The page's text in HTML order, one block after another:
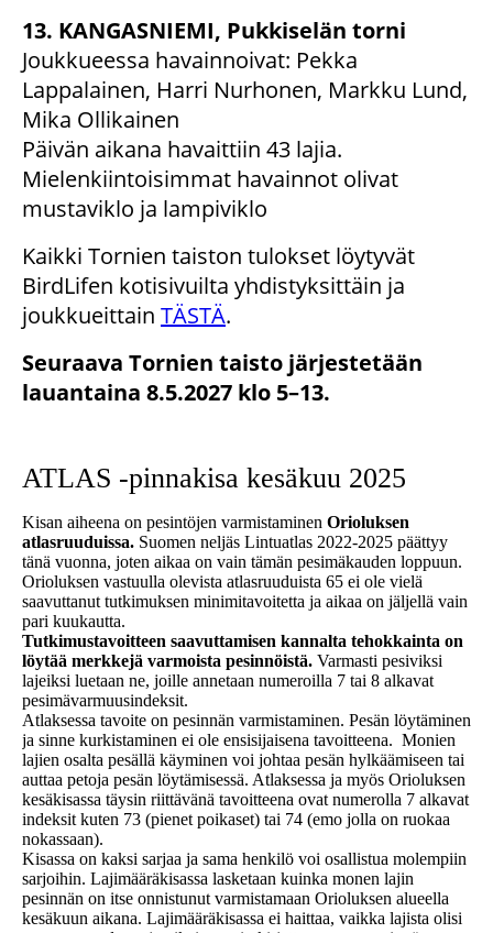
13. KANGASNIEMI, Pukkiselän torni
Joukkueessa havainnoivat: Pekka
Lappalainen, Harri Nurhonen, Markku Lund,
Mika Ollikainen
Päivän aikana havaittiin 43 lajia.
Mielenkiintoisimmat havainnot olivat
mustaviklo ja lampiviklo
Kaikki Tornien taiston tulokset löytyvät
BirdLifen kotisivuilta yhdistyksittäin ja
joukkueittain TÄSTÄ.
Seuraava Tornien taisto järjestetään
lauantaina 8.5.2027 klo 5–13.
ATLAS -pinnakisa kesäkuu 2025
Kisan aiheena on pesintöjen varmistaminen Orioluksen
atlasruuduissa. Suomen neljäs Lintuatlas 2022-2025 päättyy
tänä vuonna, joten aikaa on vain tämän pesimäkauden loppuun.
Orioluksen vastuulla olevista atlasruuduista 65 ei ole vielä
saavuttanut tutkimuksen minimitavoitetta ja aikaa on jäljellä vain
pari kuukautta.
Tutkimustavoitteen saavuttamisen kannalta tehokkainta on
löytää merkkejä varmoista pesinnöistä. Varmasti pesiviksi
lajeiksi luetaan ne, joille annetaan numeroilla 7 tai 8 alkavat
pesimävarmuusindeksit.
Atlaksessa tavoite on pesinnän varmistaminen. Pesän löytäminen
ja sinne kurkistaminen ei ole ensisijaisena tavoitteena. Monien
lajien osalta pesällä käyminen voi johtaa pesän hylkäämiseen tai
auttaa petoja pesän löytämisessä. Atlaksessa ja myös Orioluksen
kesäkisassa täysin riittävänä tavoitteena ovat numerolla 7 alkavat
indeksit kuten 73 (pienet poikaset) tai 74 (emo jolla on ruokaa
nokassaan).
Kisassa on kaksi sarjaa ja sama henkilö voi osallistua molempiin
sarjoihin. Lajimääräkisassa lasketaan kuinka monen lajin
pesinnän on itse onnistunut varmistamaan Orioluksen alueella
kesäkuun aikana. Lajimääräkisassa ei haittaa, vaikka lajista olisi